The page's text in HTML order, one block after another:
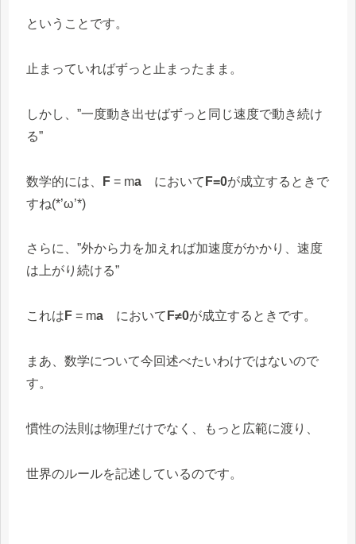
ということです。
止まっていればずっと止まったまま。
しかし、”一度動き出せばずっと同じ速度で動き続け
る”
数学的には、 F = ma において F=0が成立するときで
すね(*’ω’*)
さらに、”外から力を加えれば加速度がかかり、速度
は上がり続ける”
これは F = ma において F≠0が成立するときです。
まあ、数学について今回述べたいわけではないので
す。
慣性の法則は物理だけでなく、もっと広範に渡り、
世界のルールを記述しているのです。